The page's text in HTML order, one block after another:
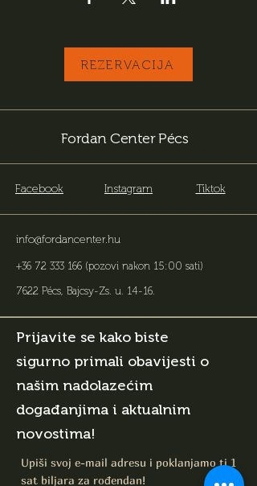
REZERVACIJA
Fordan Center Pécs
Facebook Instagram Tiktok
info@fordancenter.hu
+36 72 333 166 (pozovi nakon 15:00 sati)
7622 Pécs, Bajcsy-Zs. u. 14-16.
Prijavite se kako biste
sigurno primali obavijesti o
našim nadolazećim
događanjima i aktualnim
novostima!
Upiši svoj e-mail adresu i poklanjamo ti 1
sat biljara za rođendan!